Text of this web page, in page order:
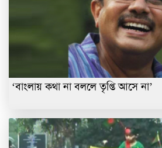
‘বাংলায় কথা না বললে তৃপ্তি আসে না’